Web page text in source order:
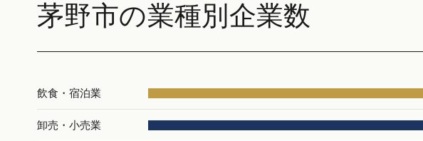
茅野市の業種別企業数
飲食・宿泊業
卸売・小売業